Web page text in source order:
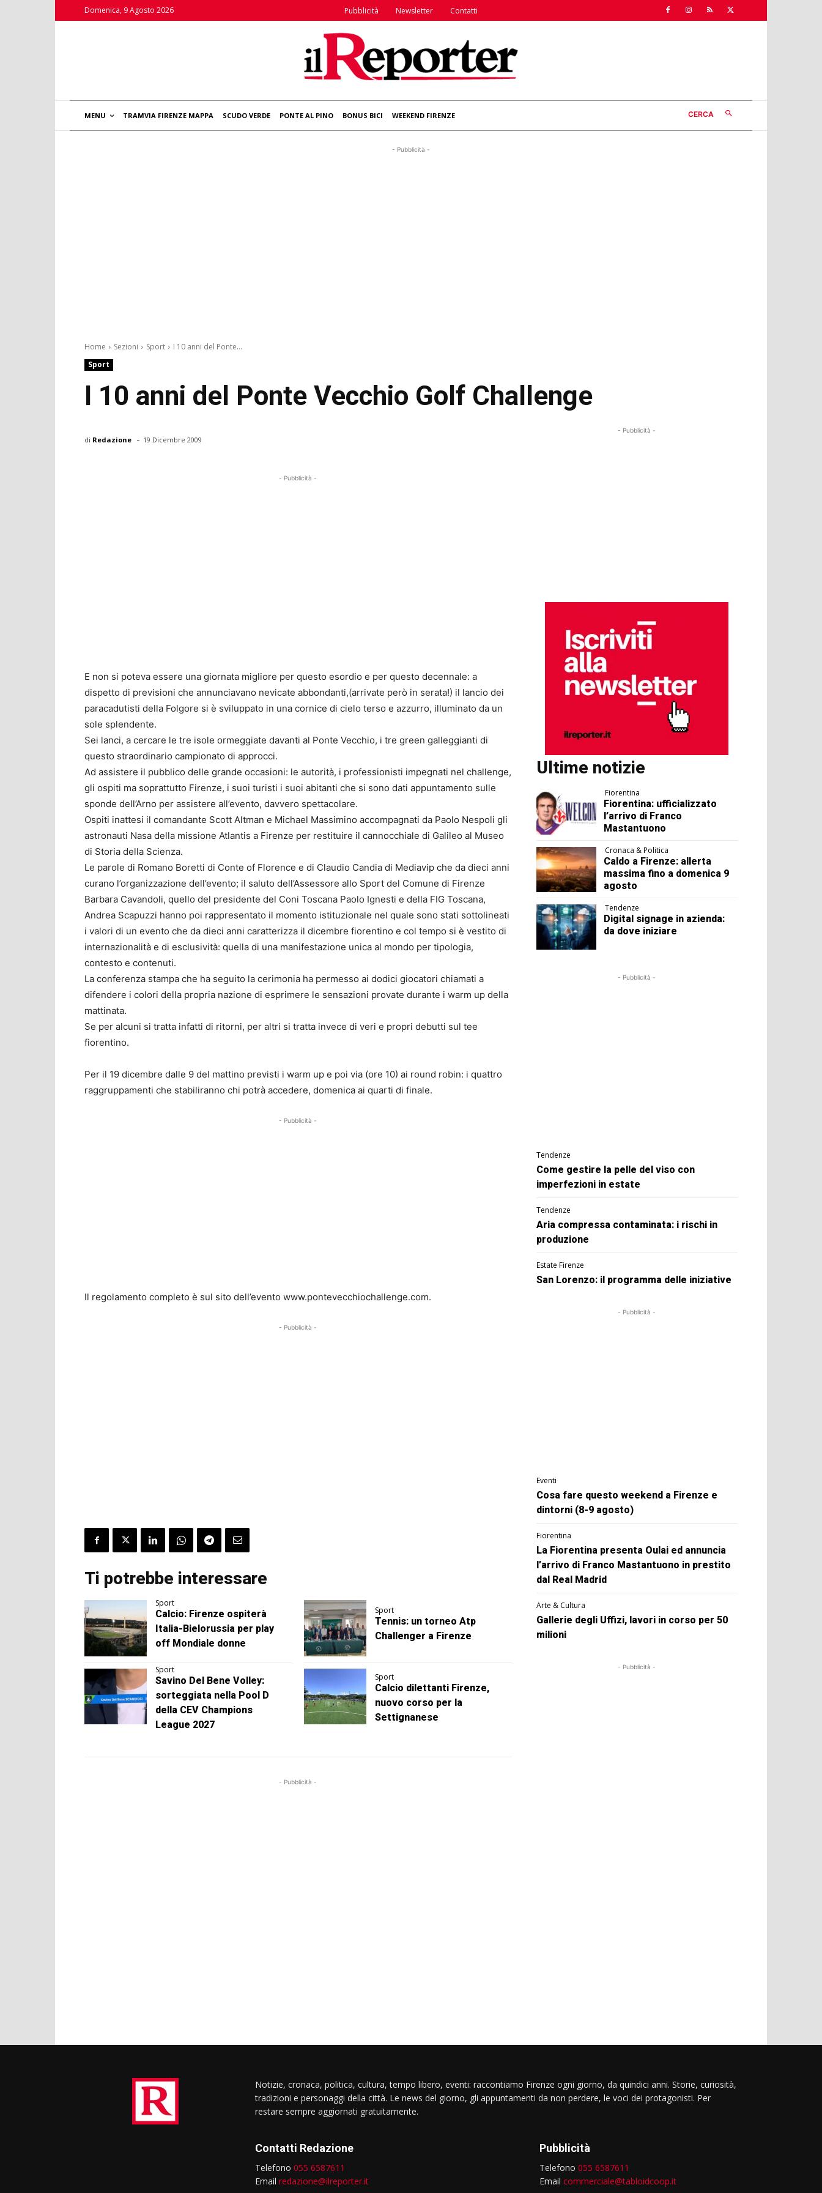
Domenica, 9 Agosto 2026 Pubblicità Newsletter Contatti
MENU TRAMVIA FIRENZE MAPPA SCUDO VERDE PONTE AL PINO BONUS BICI WEEKEND FIRENZE CERCA
- Pubblicità -
Home Sezioni Sport
I 10 anni del Ponte...
Sport
I 10 anni del Ponte Vecchio Golf Challenge
di Redazione - 19 Dicembre 2009
- Pubblicità -
E non si poteva essere una giornata migliore per questo esordio e per questo decennale: a
dispetto di previsioni che annunciavano nevicate abbondanti,(arrivate però in serata!) il lancio dei
paracadutisti della Folgore si è sviluppato in una cornice di cielo terso e azzurro, illuminato da un
sole splendente.
Sei lanci, a cercare le tre isole ormeggiate davanti al Ponte Vecchio, i tre green galleggianti di
questo straordinario campionato di approcci.
Ad assistere il pubblico delle grande occasioni: le autorità, i professionisti impegnati nel challenge,
gli ospiti ma soprattutto Firenze, i suoi turisti i suoi abitanti che si sono dati appuntamento sulle
sponde dell’Arno per assistere all’evento, davvero spettacolare.
Ospiti inattesi il comandante Scott Altman e Michael Massimino accompagnati da Paolo Nespoli gli
astronauti Nasa della missione Atlantis a Firenze per restituire il cannocchiale di Galileo al Museo
di Storia della Scienza.
Le parole di Romano Boretti di Conte of Florence e di Claudio Candia di Mediavip che da dieci anni
curano l’organizzazione dell’evento; il saluto dell’Assessore allo Sport del Comune di Firenze
Barbara Cavandoli, quello del presidente del Coni Toscana Paolo Ignesti e della FIG Toscana,
Andrea Scapuzzi hanno poi rappresentato il momento istituzionale nel quale sono stati sottolineati
i valori di un evento che da dieci anni caratterizza il dicembre fiorentino e col tempo si è vestito di
internazionalità e di esclusività: quella di una manifestazione unica al mondo per tipologia,
contesto e contenuti.
La conferenza stampa che ha seguito la cerimonia ha permesso ai dodici giocatori chiamati a
difendere i colori della propria nazione di esprimere le sensazioni provate durante i warm up della
mattinata.
Se per alcuni si tratta infatti di ritorni, per altri si tratta invece di veri e propri debutti sul tee
fiorentino.
Per il 19 dicembre dalle 9 del mattino previsti i warm up e poi via (ore 10) ai round robin: i quattro
raggruppamenti che stabiliranno chi potrà accedere, domenica ai quarti di finale.
- Pubblicità -
Il regolamento completo è sul sito dell’evento www.pontevecchiochallenge.com.
- Pubblicità -
Ti potrebbe interessare
Sport
Calcio: Firenze ospiterà
Italia-Bielorussia per play
off Mondiale donne
Sport
Tennis: un torneo Atp
Challenger a Firenze
Sport
Savino Del Bene Volley:
sorteggiata nella Pool D
della CEV Champions
League 2027
Sport
Calcio dilettanti Firenze,
nuovo corso per la
Settignanese
- Pubblicità -
- Pubblicità -
Ultime notizie
Fiorentina
Fiorentina: ufficializzato
l’arrivo di Franco
Mastantuono
Cronaca & Politica
Caldo a Firenze: allerta
massima fino a domenica 9
agosto
Tendenze
Digital signage in azienda:
da dove iniziare
- Pubblicità -
Tendenze
Come gestire la pelle del viso con
imperfezioni in estate
Tendenze
Aria compressa contaminata: i rischi in
produzione
Estate Firenze
San Lorenzo: il programma delle iniziative
- Pubblicità -
Eventi
Cosa fare questo weekend a Firenze e
dintorni (8-9 agosto)
Fiorentina
La Fiorentina presenta Oulai ed annuncia
l’arrivo di Franco Mastantuono in prestito
dal Real Madrid
Arte & Cultura
Gallerie degli Uffizi, lavori in corso per 50
milioni
- Pubblicità -
Notizie, cronaca, politica, cultura, tempo libero, eventi: raccontiamo Firenze ogni giorno, da quindici anni. Storie, curiosità,
tradizioni e personaggi della città. Le news del giorno, gli appuntamenti da non perdere, le voci dei protagonisti. Per
restare sempre aggiornati gratuitamente.
Contatti Redazione
Telefono 055 6587611
Email redazione@ilreporter.it
Pubblicità
Telefono 055 6587611
Email commerciale@tabloidcoop.it